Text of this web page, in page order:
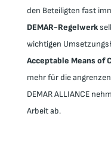
den Beteiligten fast
DEMAR-Regelwerk
wichtigen
Acceptable Means of
mehr für die
DEMAR ALLIANCE
Arbeit ab.